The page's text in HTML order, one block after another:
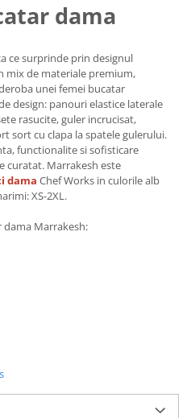
dama
ce surprinde prin designul
mix de materiale premium,
unei femei bucatar
design: panouri elastice laterale
rasucite, guler incrucisat,
sort cu clapa la spatele gulerului.
functionalite si sofisticare
curatat. Marrakesh este
dama Chef Works in culorile alb
XS-2XL.
dama Marrakesh: